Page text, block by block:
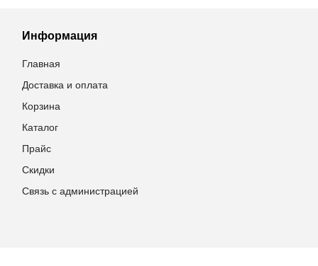
Информация
Главная
Доставка и оплата
Корзина
Каталог
Прайс
Скидки
Связь с администрацией